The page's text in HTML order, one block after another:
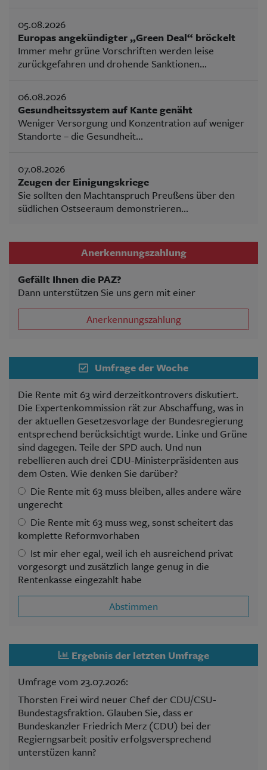
05.08.2026
Europas angekündigter „Green Deal“ bröckelt
Immer mehr grüne Vorschriften werden leise
zurückgefahren und drohende Sanktionen...
06.08.2026
Gesundheitssystem auf Kante genäht
Weniger Versorgung und Konzentration auf weniger
Standorte – die Gesundheit...
07.08.2026
Zeugen der Einigungskriege
Sie sollten den Machtanspruch Preußens über den
südlichen Ostseeraum demonstrieren...
Anerkennungszahlung
Gefällt Ihnen die PAZ?
Dann unterstützen Sie uns gern mit einer
Anerkennungszahlung
Umfrage der Woche
Die Rente mit 63 wird derzeitkontrovers diskutiert.
Die Expertenkommission rät zur Abschaffung, was in
der aktuellen Gesetzesvorlage der Bundesregierung
entsprechend berücksichtigt wurde. Linke und Grüne
sind dagegen. Teile der SPD auch. Und nun
rebellieren auch drei CDU-Ministerpräsidenten aus
dem Osten. Wie denken Sie darüber?
Die Rente mit 63 muss bleiben, alles andere wäre
ungerecht
Die Rente mit 63 muss weg, sonst scheitert das
komplette Reformvorhaben
Ist mir eher egal, weil ich eh ausreichend privat
vorgesorgt und zusätzlich lange genug in die
Rentenkasse eingezahlt habe
Abstimmen
Ergebnis der letzten Umfrage
Umfrage vom 23.07.2026:
Thorsten Frei wird neuer Chef der CDU/CSU-
Bundestagsfraktion. Glauben Sie, dass er
Bundeskanzler Friedrich Merz (CDU) bei der
Regierngsarbeit positiv erfolgsversprechend
unterstüzen kann?